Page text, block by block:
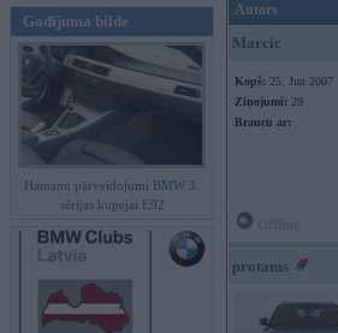
Gadījuma bilde
Hamann pārveidojumi BMW 3.
sērijas kupejai E92
Autors
Marcic
Kopš: 25. Jun 2007
Ziņojumi: 29
Braucu ar:
protams